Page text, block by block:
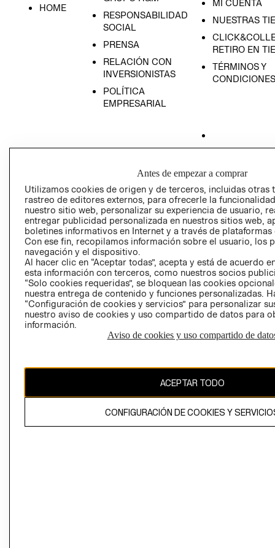
HOME
RESPONSABILIDAD
SOCIAL
PRENSA
RELACIÓN CON
INVERSIONISTAS
POLÍTICA
EMPRESARIAL
MI CUENTA
NUESTRAS
RETIRO EN
TÉRMINOS Y
CONDICIONES
PRIVACIDAD
GIFT CARD
AVISO DE
Perú (S/)
CAMBIAR REGIÓN
El contenido de esta página web está protegido por copyright y es
Antes de empezar a comprar
Utilizamos cookies de origen y de terceros, incluidas otras
rastreo de editores externos, para ofrecerle la
nuestro sitio web, personalizar su experiencia de usuario,
entregar publicidad personalizada en nuestros sitios web,
boletines informativos en Internet y a través de plataformas
Con ese fin, recopilamos información sobre el usuario, los
navegación y el dispositivo.
Al hacer clic en “Aceptar todas”, acepta y está de acuerdo
esta información con terceros, como nuestros socios
“Solo cookies requeridas”, se bloquean las cookies
nuestra entrega de contenido y funciones personalizadas.
“Configuración de cookies y servicios” para personalizar
nuestro aviso de cookies y uso compartido de datos para
información.
Aviso de cookies y uso compartido de
ACEPTAR TODO
CONFIGURACIÓN DE COOKIES Y